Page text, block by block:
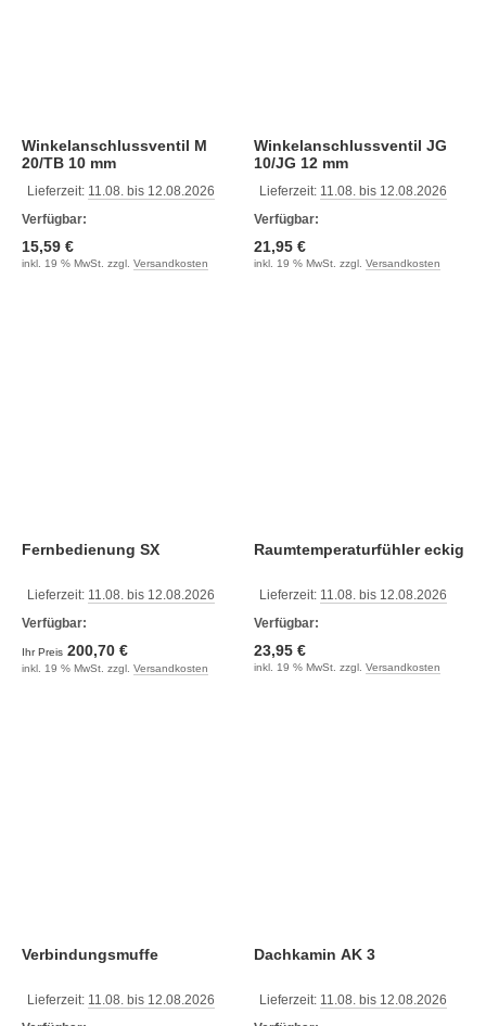
Winkelanschlussventil M
20/TB 10 mm
Lieferzeit: 11.08. bis 12.08.2026
Verfügbar:
15,59 €
inkl. 19 % MwSt. zzgl. Versandkosten
Winkelanschlussventil JG
10/JG 12 mm
Lieferzeit: 11.08. bis 12.08.2026
Verfügbar:
21,95 €
inkl. 19 % MwSt. zzgl. Versandkosten
Fernbedienung SX
Lieferzeit: 11.08. bis 12.08.2026
Verfügbar:
Ihr Preis 200,70 €
inkl. 19 % MwSt. zzgl. Versandkosten
Raumtemperaturfühler eckig
Lieferzeit: 11.08. bis 12.08.2026
Verfügbar:
23,95 €
inkl. 19 % MwSt. zzgl. Versandkosten
Verbindungsmuffe
Lieferzeit: 11.08. bis 12.08.2026
Dachkamin AK 3
Lieferzeit: 11.08. bis 12.08.2026